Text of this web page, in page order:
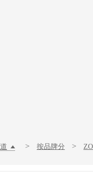
> 按品牌分 >
壁挂式信息发布屏（